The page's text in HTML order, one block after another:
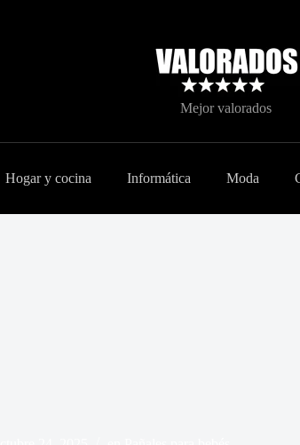
Mejor valorados
Hogar y cocina Informática Moda